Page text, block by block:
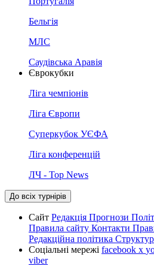
Бельгія
МЛС
Саудівська Аравія
Єврокубки
Ліга чемпіонів
Ліга Європи
Суперкубок УЄФА
Ліга конференцій
ЛЧ - Top News
До всіх турнірів
Сайт Редакція Прогнози
Правила сайту Контакти
Редакційна політика
Соціальні мережі facebook x
viber